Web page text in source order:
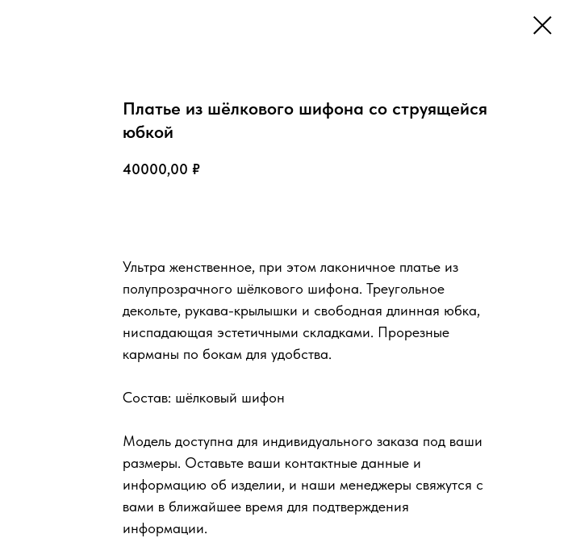
Платье из шёлкового шифона со струящейся
юбкой
40000,00 ₽
Ультра женственное, при этом лаконичное платье из
полупрозрачного шёлкового шифона. Треугольное
декольте, рукава-крылышки и свободная длинная юбка,
ниспадающая эстетичными складками. Прорезные
карманы по бокам для удобства.
Состав: шёлковый шифон
Модель доступна для индивидуального заказа под ваши
размеры. Оставьте ваши контактные данные и
информацию об изделии, и наши менеджеры свяжутся с
вами в ближайшее время для подтверждения
информации.